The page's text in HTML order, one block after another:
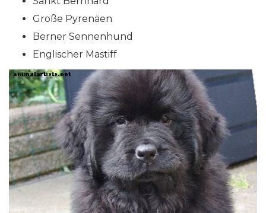
Große Pyrenäen
Berner Sennenhund
Englischer Mastiff